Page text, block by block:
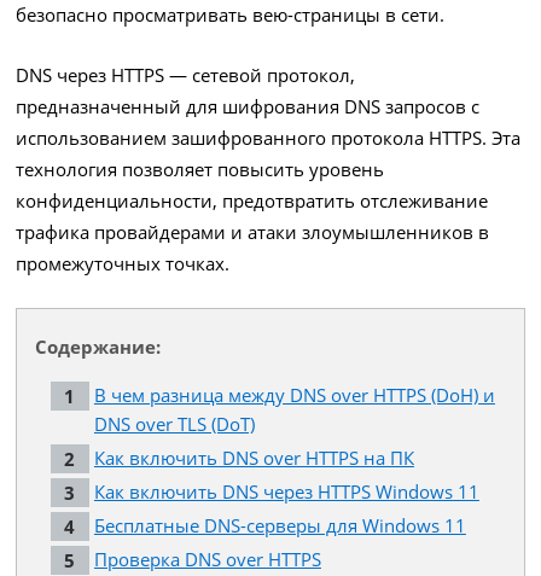
безопасно просматривать вею-страницы в сети.
DNS через HTTPS — сетевой протокол,
предназначенный для шифрования DNS запросов с
использованием зашифрованного протокола HTTPS. Эта
технология позволяет повысить уровень
конфиденциальности, предотвратить отслеживание
трафика провайдерами и атаки злоумышленников в
промежуточных точках.
Содержание:
В чем разница между DNS over HTTPS (DoH) и
DNS over TLS (DoT)
Как включить DNS over HTTPS на ПК
Как включить DNS через HTTPS Windows 11
Бесплатные DNS-серверы для Windows 11
Проверка DNS over HTTPS